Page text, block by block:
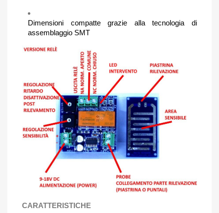
Dimensioni compatte grazie alla tecnologia di
assemblaggio SMT
CARATTERISTICHE